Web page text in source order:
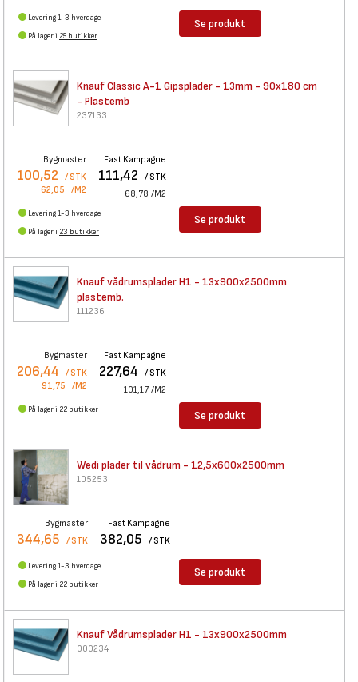
Levering 1-3 hverdage
På lager i 25 butikker
Se produkt
Knauf Classic A-1 Gipsplader - 13mm - 90x180 cm
- Plastemb
237133
Bygmaster
100,52 / STK
62,05 /M2
Fast Kampagne
111,42 / STK
68,78 /M2
Levering 1-3 hverdage
På lager i 23 butikker
Se produkt
Knauf vådrumsplader H1 - 13x900x2500mm
plastemb.
111236
Bygmaster
206,44 / STK
91,75 /M2
Fast Kampagne
227,64 / STK
101,17 /M2
På lager i 22 butikker Se produkt
Wedi plader til vådrum - 12,5x600x2500mm
105253
Bygmaster
344,65 / STK
Fast Kampagne
382,05 / STK
Levering 1-3 hverdage
På lager i 22 butikker
Se produkt
Knauf Vådrumsplader H1 - 13x900x2500mm
000234